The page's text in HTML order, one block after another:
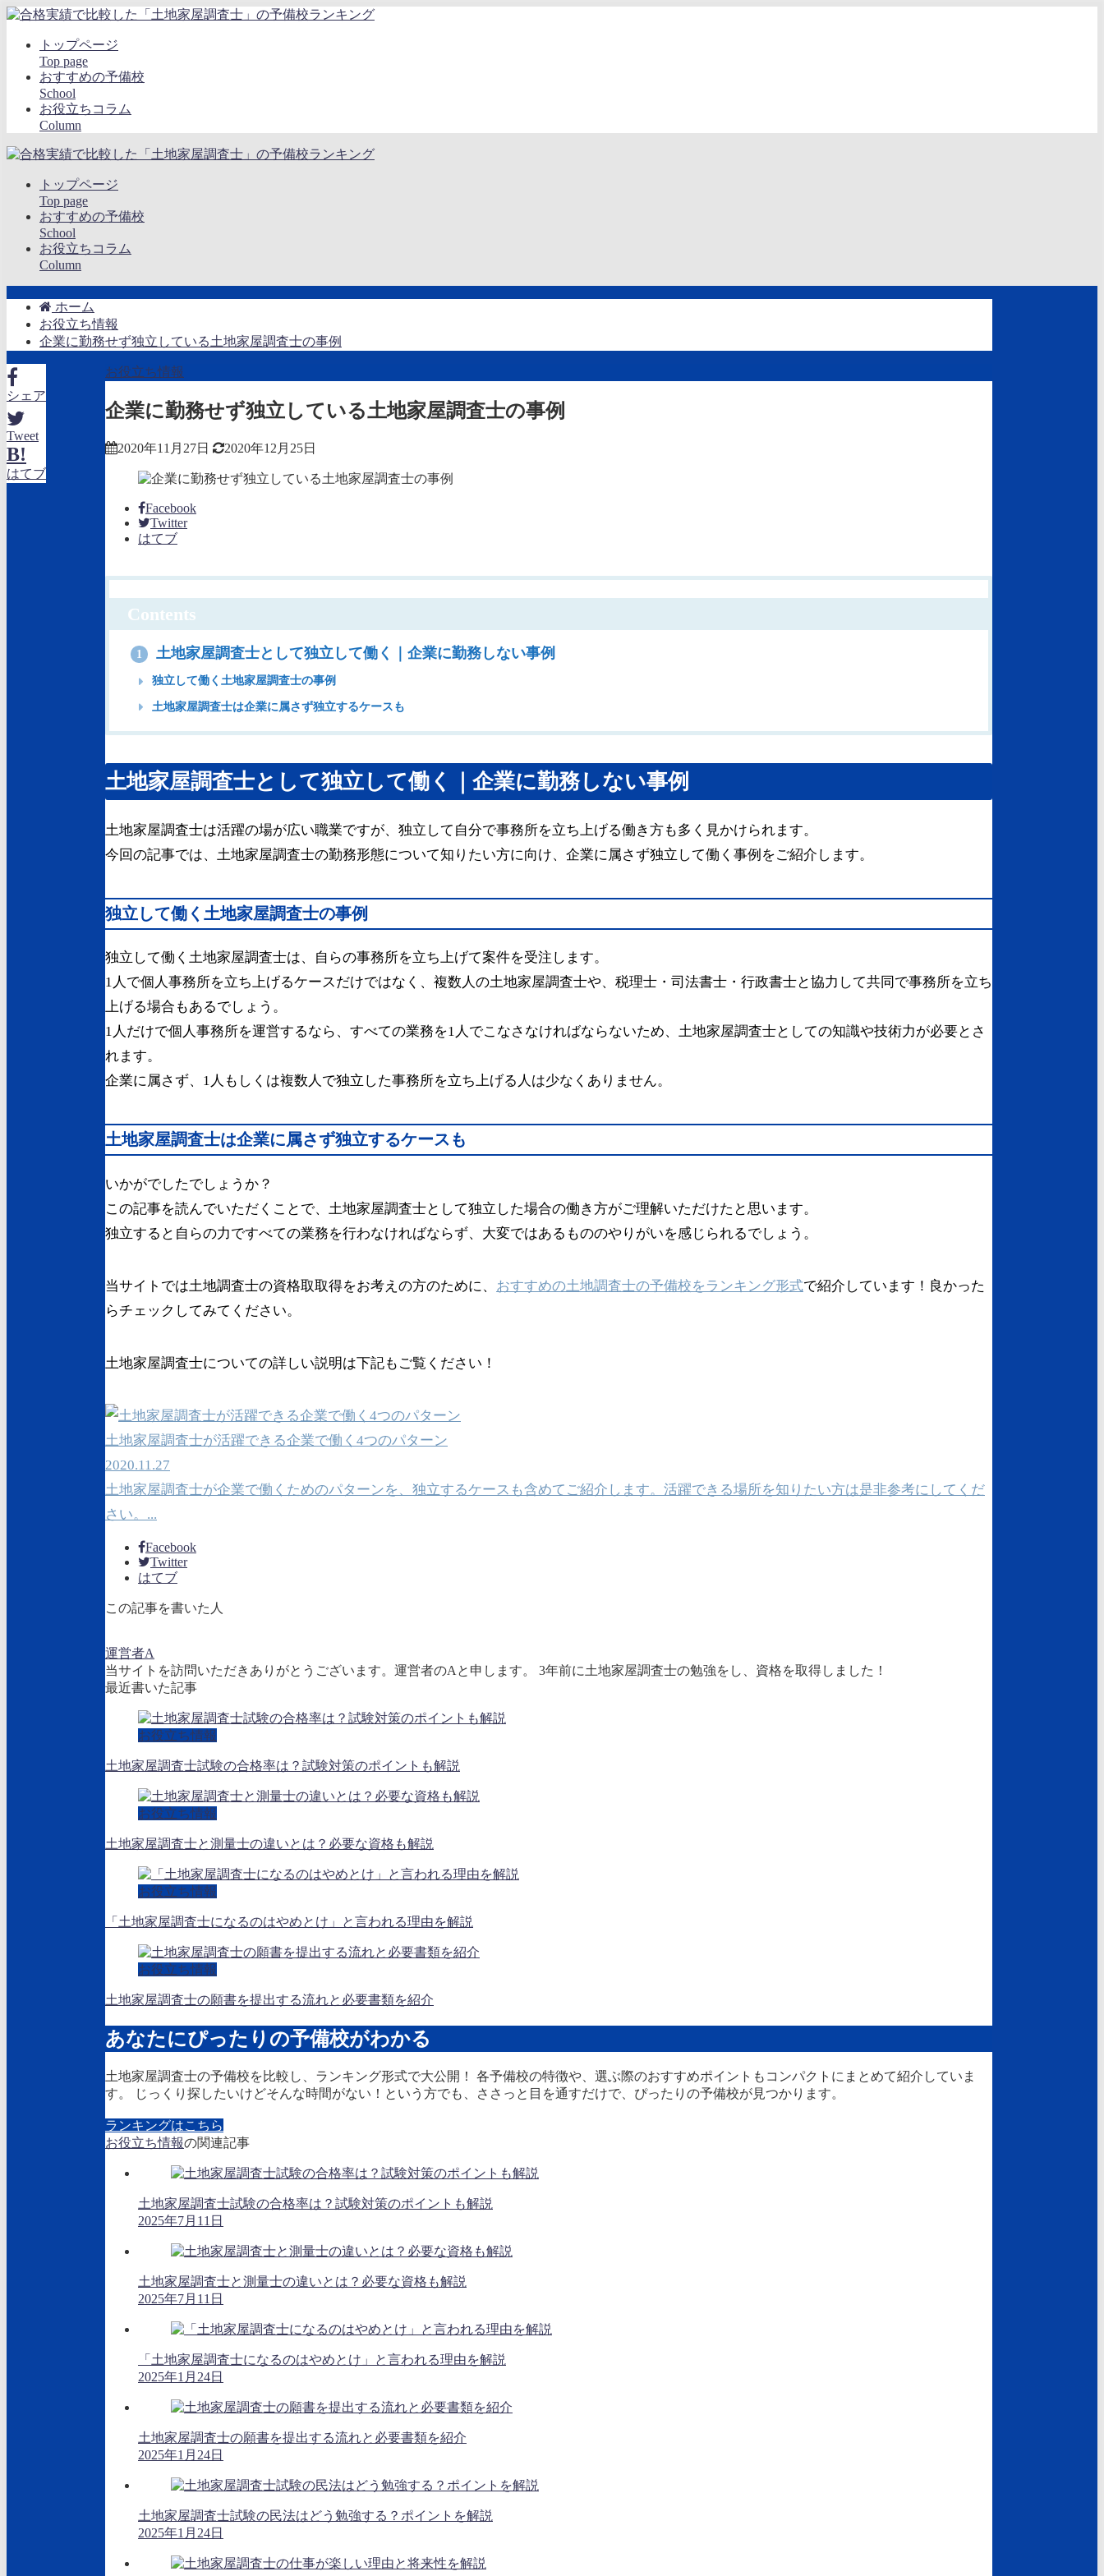
トップページ
Top page
おすすめの予備校
School
お役立ちコラム
Column
トップページ
Top page
おすすめの予備校
School
お役立ちコラム
Column
ホーム
お役立ち情報
企業に勤務せず独立している土地家屋調査士の事例
シェア
Tweet
B!
はてブ
お役立ち情報
企業に勤務せず独立している土地家屋調査士の事例
2020年11月27日 2020年12月25日
Facebook
Twitter
はてブ
Contents
1 土地家屋調査士として独立して働く｜企業に勤務しない事例
独立して働く土地家屋調査士の事例
土地家屋調査士は企業に属さず独立するケースも
土地家屋調査士として独立して働く｜企業に勤務しない事例
土地家屋調査士は活躍の場が広い職業ですが、独立して自分で事務所を立ち上げる働き方も多く見かけられます。
今回の記事では、土地家屋調査士の勤務形態について知りたい方に向け、企業に属さず独立して働く事例をご紹介します。
独立して働く土地家屋調査士の事例
独立して働く土地家屋調査士は、自らの事務所を立ち上げて案件を受注します。
1人で個人事務所を立ち上げるケースだけではなく、複数人の土地家屋調査士や、税理士・司法書士・行政書士と協力して共同で事務所を立ち
上げる場合もあるでしょう。
1人だけで個人事務所を運営するなら、すべての業務を1人でこなさなければならないため、土地家屋調査士としての知識や技術力が必要とさ
れます。
企業に属さず、1人もしくは複数人で独立した事務所を立ち上げる人は少なくありません。
土地家屋調査士は企業に属さず独立するケースも
いかがでしたでしょうか？
この記事を読んでいただくことで、土地家屋調査士として独立した場合の働き方がご理解いただけたと思います。
独立すると自らの力ですべての業務を行わなければならず、大変ではあるもののやりがいを感じられるでしょう。
当サイトでは土地調査士の資格取取得をお考えの方のために、 おすすめの土地調査士の予備校をランキング形式で紹介しています！良かった
らチェックしてみてください。
土地家屋調査士についての詳しい説明は下記もご覧ください！
土地家屋調査士が活躍できる企業で働く4つのパターン
2020.11.27
土地家屋調査士が企業で働くためのパターンを、独立するケースも含めてご紹介します。活躍できる場所を知りたい方は是非参考にしてくだ
さい。...
Facebook
Twitter
はてブ
この記事を書いた人
運営者A
当サイトを訪問いただきありがとうございます。運営者のAと申します。 3年前に土地家屋調査士の勉強をし、資格を取得しました！
最近書いた記事
お役立ち情報
土地家屋調査士試験の合格率は？試験対策のポイントも解説
お役立ち情報
土地家屋調査士と測量士の違いとは？必要な資格も解説
お役立ち情報
「土地家屋調査士になるのはやめとけ」と言われる理由を解説
お役立ち情報
土地家屋調査士の願書を提出する流れと必要書類を紹介
あなたにぴったりの予備校がわかる
土地家屋調査士の予備校を比較し、ランキング形式で大公開！ 各予備校の特徴や、選ぶ際のおすすめポイントもコンパクトにまとめて紹介していま
す。 じっくり探したいけどそんな時間がない！という方でも、ささっと目を通すだけで、ぴったりの予備校が見つかります。
ランキングはこちら
お役立ち情報の関連記事
土地家屋調査士試験の合格率は？試験対策のポイントも解説
2025年7月11日
土地家屋調査士と測量士の違いとは？必要な資格も解説
2025年7月11日
「土地家屋調査士になるのはやめとけ」と言われる理由を解説
2025年1月24日
土地家屋調査士の願書を提出する流れと必要書類を紹介
2025年1月24日
土地家屋調査士試験の民法はどう勉強する？ポイントを解説
2025年1月24日